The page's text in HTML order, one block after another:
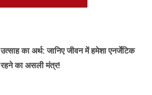
उत्साह का अर्थ: जानिए जीवन में हमेशा एनर्जेटिक
रहने का असली मंत्र!